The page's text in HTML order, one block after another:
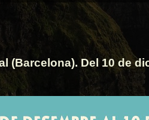
(Barcelona). Del 10 de